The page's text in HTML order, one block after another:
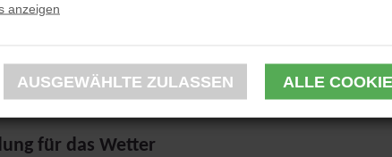
anzeigen
damit Sie immer topaktuell über die modischen Farben informiert
die Jüngsten ihre Spielsachen, Teddybären und Schnuller im eigenen
Rucksäcke sticken wir gerne Namen. Es kann praktisch sein, wenn das
für das Wetter